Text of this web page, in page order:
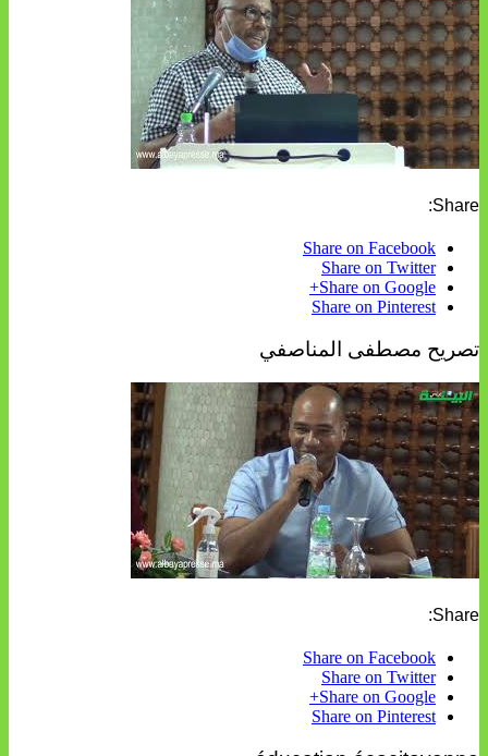
Share:
Share on Facebook
Share on Twitter
Share on Google+
Share on Pinterest
تصريح مصطفى المناصفي
Share:
Share on Facebook
Share on Twitter
Share on Google+
Share on Pinterest